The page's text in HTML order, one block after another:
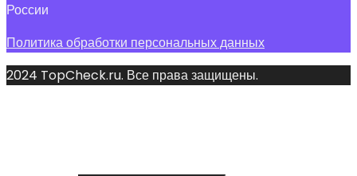
России
Политика обработки персональных данных
2024 TopCheck.ru. Все права защищены.